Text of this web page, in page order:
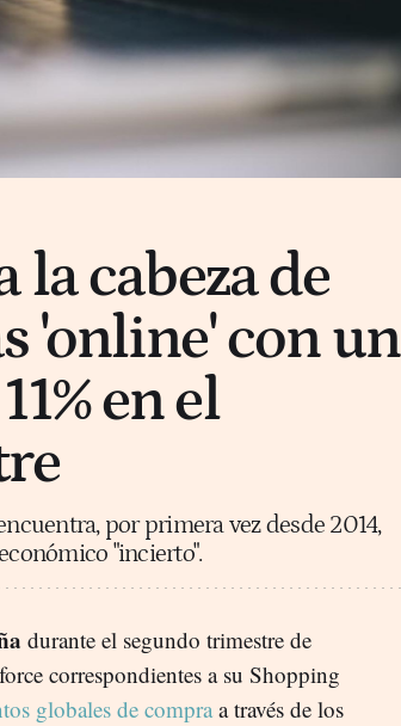
la cabeza de
'online' con un
en el
por primera vez desde 2014,
"incierto".
durante el segundo trimestre de
correspondientes a su Shopping
globales de compra a través de los